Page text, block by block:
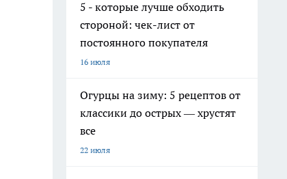
5 - которые лучше обходить
стороной: чек-лист от
постоянного покупателя
16 июля
Огурцы на зиму: 5 рецептов от
классики до острых — хрустят
все
22 июля